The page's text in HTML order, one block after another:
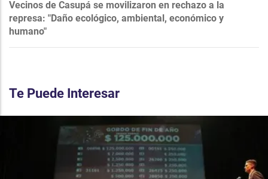
Vecinos de Casupá se movilizaron en rechazo a la
represa: "Daño ecológico, ambiental, económico y
humano"
Te Puede Interesar